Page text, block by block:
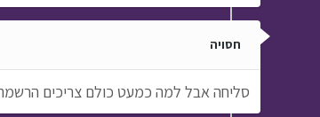
חסויה
סליחה אבל למה כמעט כולם צריכים